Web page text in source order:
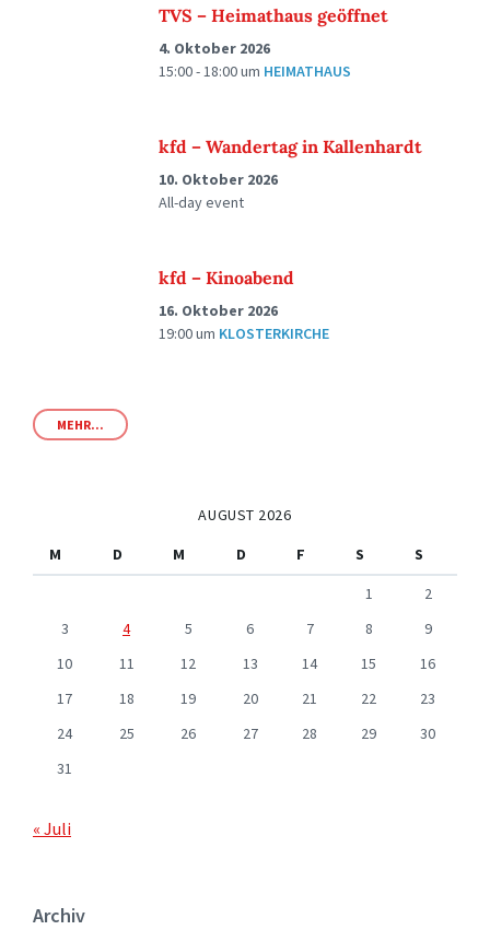
TVS – Heimathaus geöffnet
4. Oktober 2026
15:00 - 18:00um HEIMATHAUS
kfd – Wandertag in Kallenhardt
10. Oktober 2026
All-day event
kfd – Kinoabend
16. Oktober 2026
19:00um KLOSTERKIRCHE
MEHR...
AUGUST 2026
M
D M D F S
S
1
2
3
4 5 6 7 8
9
10
11 12 13 14 15
16
17
18 19 20 21 22
23
24
25 26 27 28 29
30
31
« Juli
Archiv